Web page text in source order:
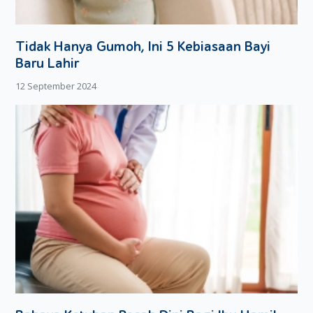
mungkin. Berikut ini adalah beberapa cara mencegah
toxoplasma yang bisa Moms lakukan:
Gunakan sarung tangan saat Moms menggali tanah
atau berkebun.
Hindari mengonsumsi daging setengah matang dan
daging mentah.
Selalu mencuci tangan baik sebelum maupun sesudah
menyentuh makanan.
Mencuci semua perlengkapan masak dan peralatan
makan, terutama jika Moms sudah selesai memasak
atau memakan olahan daging.
Mencuci buah dan sayur sebelum mengonsumsinya.
Hindari mengonsumsi olahan susu yang telah
dipasteurisasi untuk sementara waktu.
Tidak menghirup bau kotoran kucing.
Untuk Moms yang memelihara kucing, langkah pencegahan
yang bisa dilakukan adalah sebagai berikut:
Tidak Hanya Gumoh, Ini 5 Kebiasaan Bayi
Baru Lahir
12 September 2024